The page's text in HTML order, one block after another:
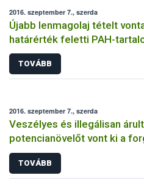
2016. szeptember 7., szerda
Újabb lenmagolaj tételt
határérték feletti PAH-
TOVÁBB
2016. szeptember 7., szerda
Veszélyes és illegálisan
potencianövelőt vont ki a
TOVÁBB